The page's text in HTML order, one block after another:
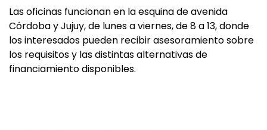
Las oficinas funcionan en la esquina de avenida
Córdoba y Jujuy, de lunes a viernes, de 8 a 13, donde
los interesados pueden recibir asesoramiento sobre
los requisitos y las distintas alternativas de
financiamiento disponibles.